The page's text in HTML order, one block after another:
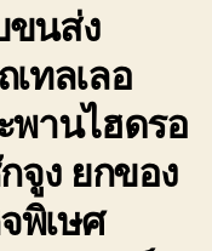
ขนส่ง
เทลเลอ
พานไฮดรอ
จูง ยกของ
พิเษศ